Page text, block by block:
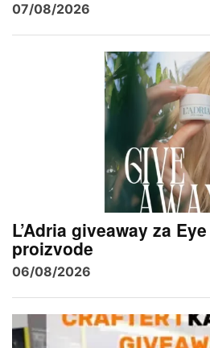
07/08/2026
L’Adria giveaway za
proizvode
06/08/2026